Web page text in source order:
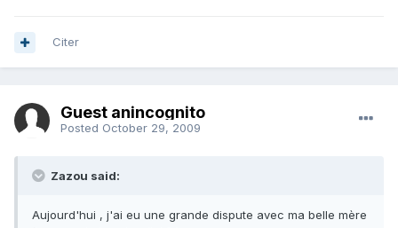
Citer
Guest anincognito
Posted October 29, 2009
Zazou said:
Aujourd'hui , j'ai eu une grande dispute avec ma belle mère